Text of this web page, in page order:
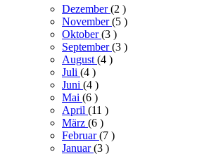
Dezember(2 )
November(5 )
Oktober(3 )
September(3 )
August(4 )
Juli (4 )
Juni (4 )
Mai (6 )
April (11 )
März (6 )
Februar(7 )
Januar(3 )